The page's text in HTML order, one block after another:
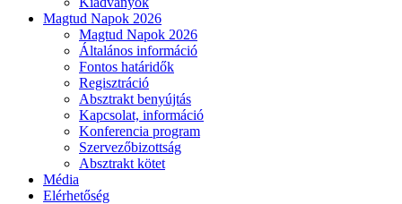
Magtud Napok 2026
Magtud Napok 2026
Általános információ
Fontos határidők
Regisztráció
Absztrakt benyújtás
Kapcsolat, információ
Konferencia program
Szervezőbizottság
Absztrakt kötet
Média
Elérhetőség